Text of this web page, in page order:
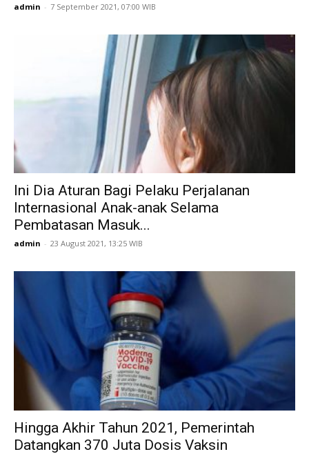
admin - 7 September 2021, 07:00 WIB
Ini Dia Aturan Bagi Pelaku Perjalanan
Internasional Anak-anak Selama
Pembatasan Masuk...
admin - 23 August 2021, 13:25 WIB
Hingga Akhir Tahun 2021, Pemerintah
Datangkan 370 Juta Dosis Vaksin